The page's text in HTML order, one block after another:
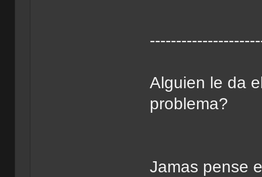
Alguien le da
problema?
Jamas pense